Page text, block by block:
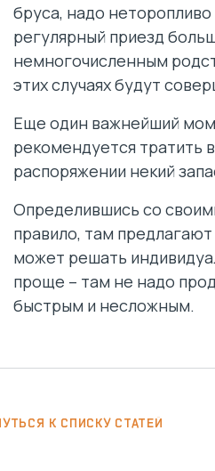
бруса, надо
регулярный приезд
немногочисленным
этих случаях будут
Еще один важнейший
рекомендуется тратить
распоряжении некий
Определившись со
правило, там
может решать
проще – там не надо
быстрым и несложным.
К СПИСКУ СТАТЕЙ